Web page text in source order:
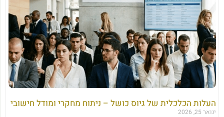
העלות הכלכלית של גיוס כושל – ניתוח מחקרי ומודל חישובי
ינואר 25, 2026